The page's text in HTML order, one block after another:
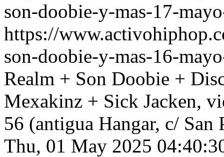
son-doobie-y-mas-17-
https://
son-doobie-y-mas-16-
Realm + Son Doobie +
Mexakinz + Sick Jacken,
56 (antigua Hangar, c/ San
Thu, 01 May 2025